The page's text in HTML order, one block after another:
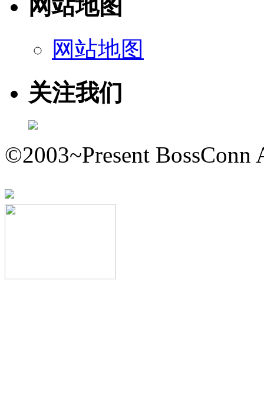
网站地图
网站地图
关注我们
©2003~Present BossConn